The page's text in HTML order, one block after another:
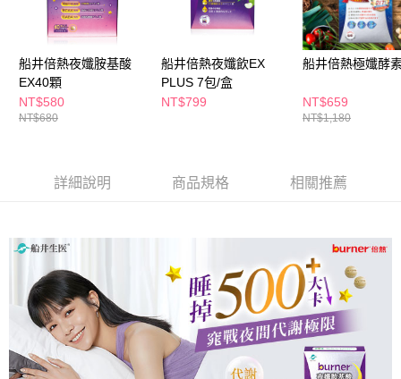
４．使用「AFTEE先享後付」時，將依據個別帳號之用戶狀況，依本公司即
時審查核予不同之上限額度；若仍有額度不足之情形，本公司將視審查結果
請求用戶進行身份認證。
５．嚴禁一人註冊多個帳號或使用他人資訊註冊。若發現惡意使用之情形，
恩沛科技股份有限公司將有權停止該用戶之使用額度並採取法律行動。
每筆NT$100，滿NT$790(含以上)免運費
每筆NT$80，滿NT$290(含以上)免運費
船井倍熱夜孅胺基酸
EX40顆
NT$580
NT$680
船井倍熱夜孅飲EX
PLUS 7包/盒
NT$799
船井倍熱極孅酵
NT$659
NT$1,180
詳細說明 商品規格 相關推薦